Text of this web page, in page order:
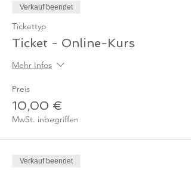
Verkauf beendet
Tickettyp
Ticket - Online-Kurs
Mehr Infos
Preis
10,00 €
MwSt. inbegriffen
Verkauf beendet